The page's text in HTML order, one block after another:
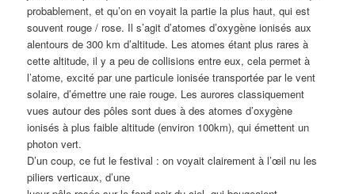
probablement, et qu’on en voyait la partie la plus haut, qui est
souvent rouge / rose. Il s’agit d’atomes d’oxygène ionisés aux
alentours de 300 km d’altitude. Les atomes étant plus rares à
cette altitude, il y a peu de collisions entre eux, cela permet à
l’atome, excité par une particule ionisée transportée par le vent
solaire, d’émettre une raie rouge. Les aurores classiquement
vues autour des pôles sont dues à des atomes d’oxygène
ionisés à plus faible altitude (environ 100km), qui émettent un
photon vert.
D’un coup, ce fut le festival : on voyait clairement à l’œil nu les
piliers verticaux, d’une